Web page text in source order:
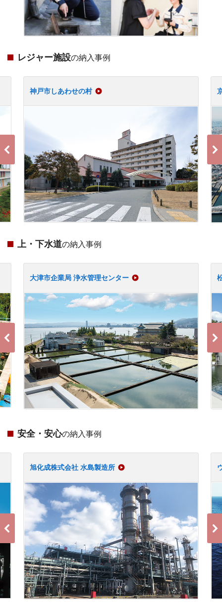
レジャー施設の納入事例
神戸市しあわせの村
上・下水道の納入事例
大津市企業局 浄水管理センター
安全・安心の納入事例
旭化成株式会社 水島製造所